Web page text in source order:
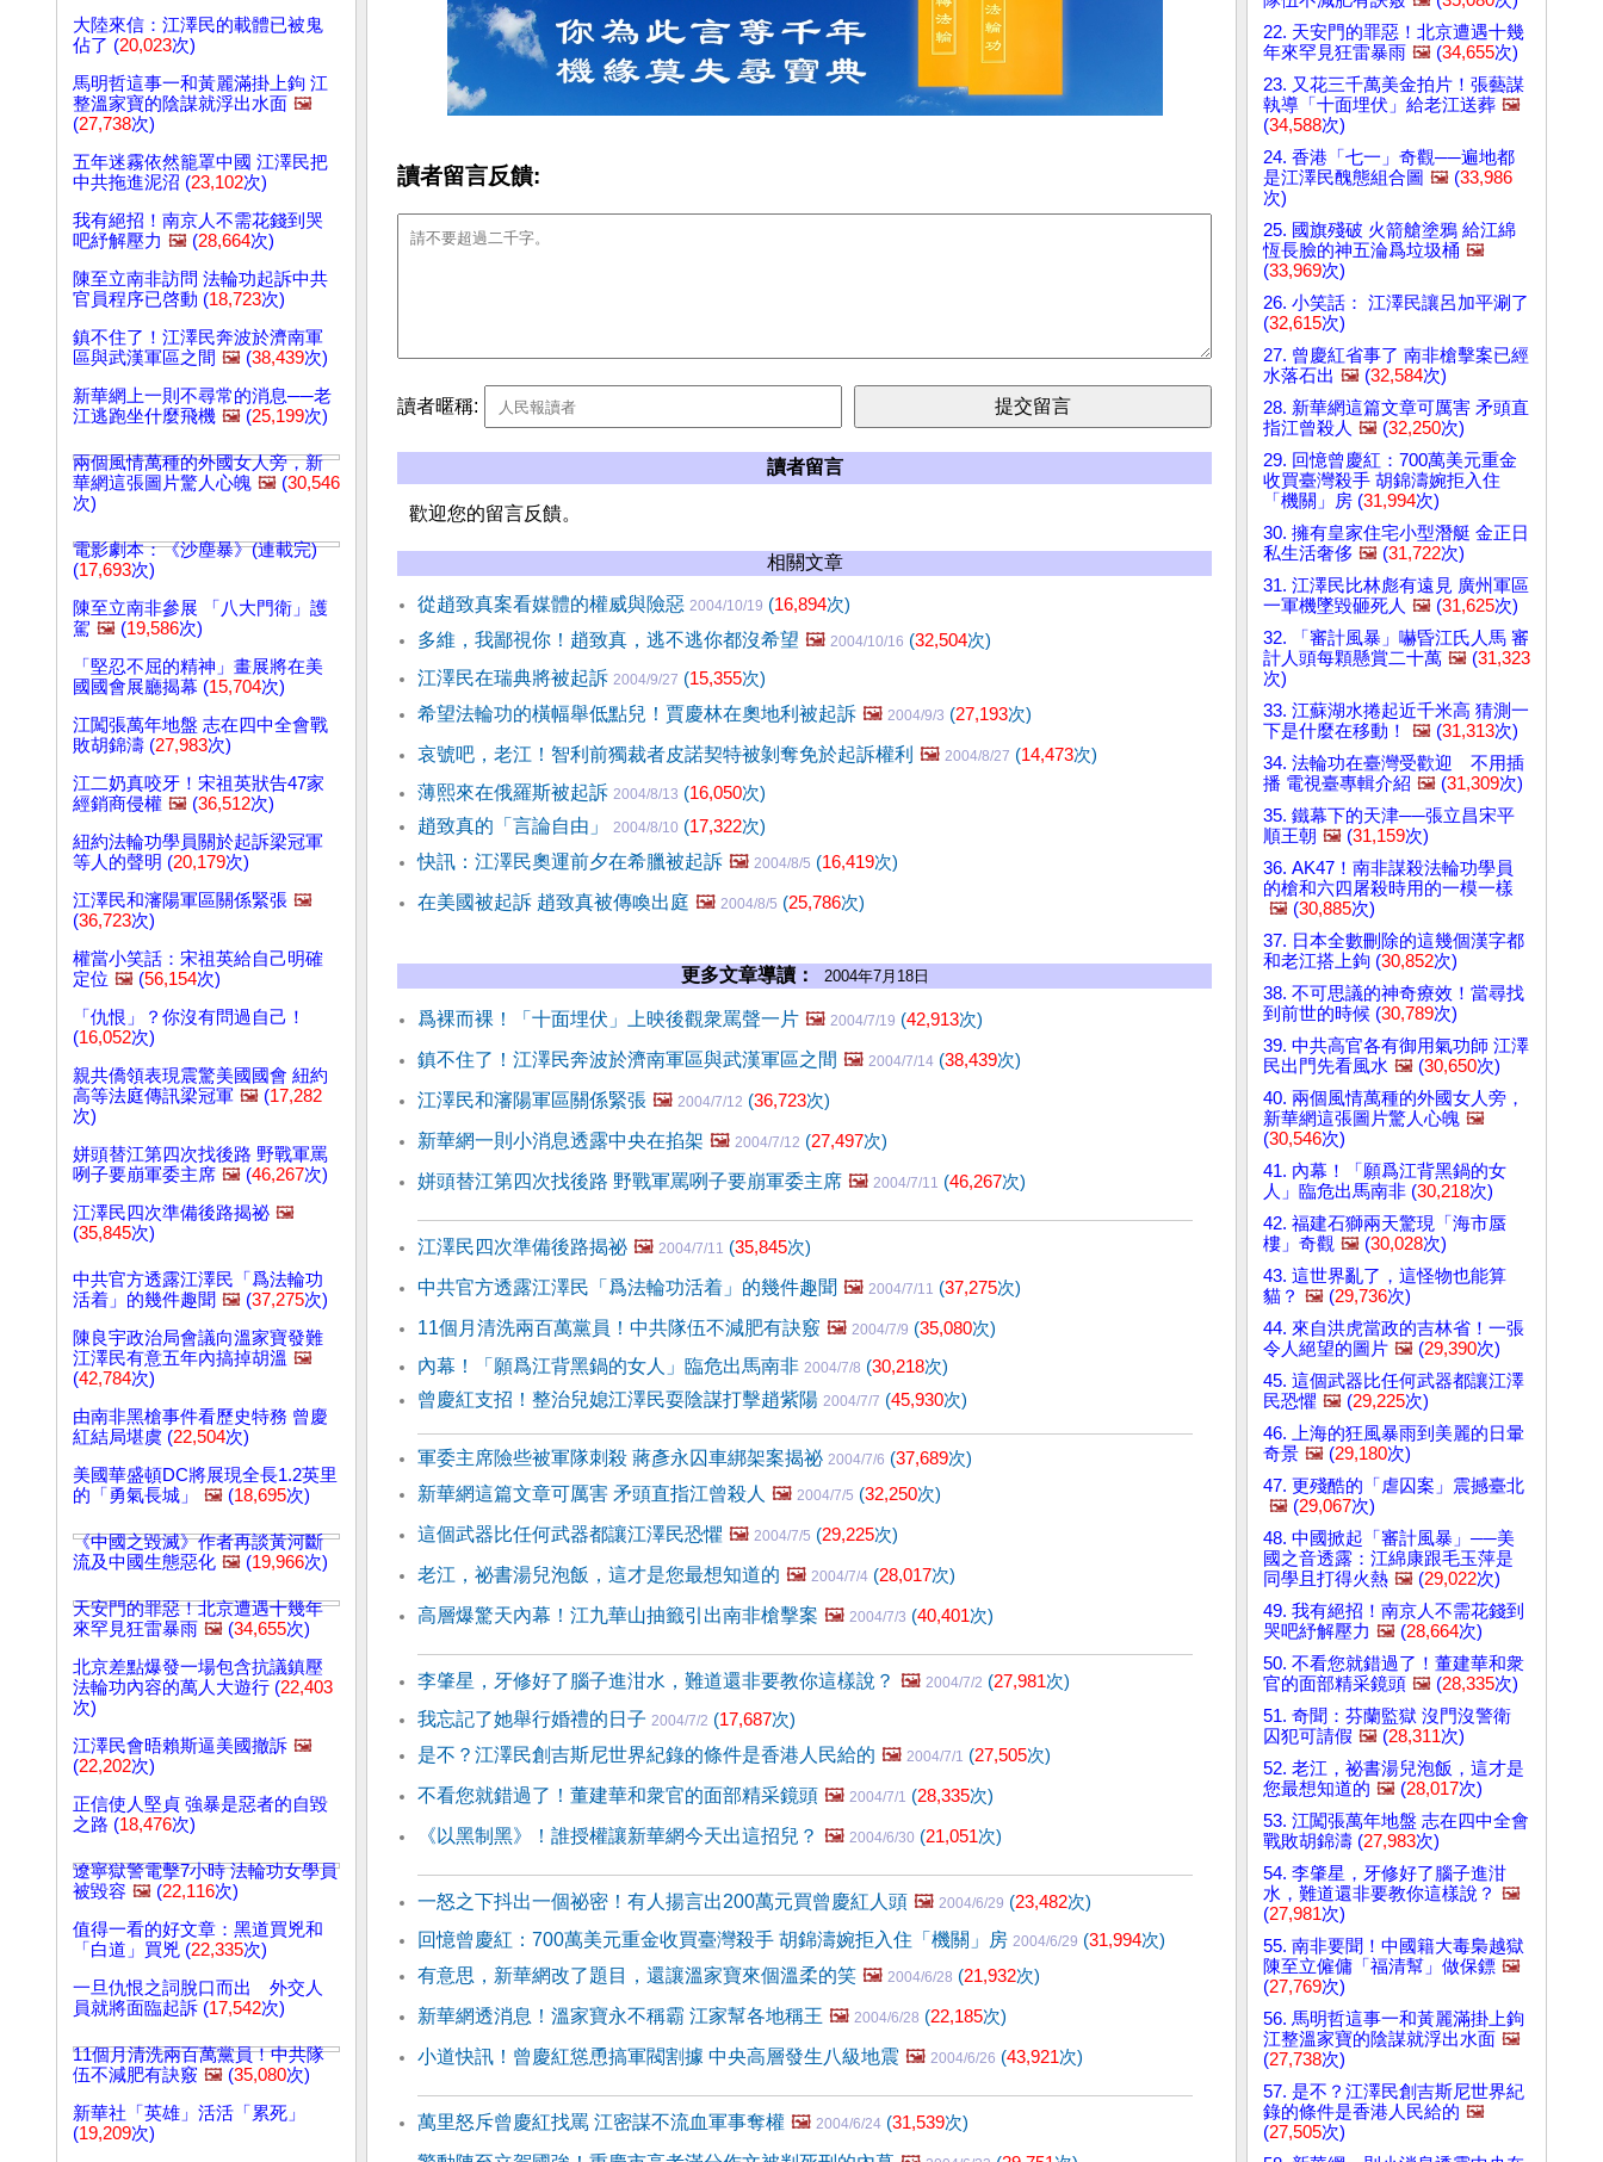
大陸來信：江澤民的載體已被鬼
佔了 (20,023次)
馬明哲這事一和黃麗滿掛上鉤 江
整溫家寶的陰謀就浮出水面 🖼️
(27,738次)
五年迷霧依然籠罩中國 江澤民把
中共拖進泥沼 (23,102次)
我有絕招！南京人不需花錢到哭
吧紓解壓力 🖼️ (28,664次)
陳至立南非訪問 法輪功起訴中共
官員程序已啓動 (18,723次)
鎮不住了！江澤民奔波於濟南軍
區與武漢軍區之間 🖼️ (38,439次)
新華網上一則不尋常的消息──老
江逃跑坐什麼飛機 🖼️ (25,199次)
兩個風情萬種的外國女人旁，新
華網這張圖片驚人心魄 🖼️ (30,546
次)
電影劇本：《沙塵暴》(連載完)
(17,693次)
陳至立南非參展 「八大門衛」護
駕 🖼️ (19,586次)
「堅忍不屈的精神」畫展將在美
國國會展廳揭幕 (15,704次)
江闖張萬年地盤 志在四中全會戰
敗胡錦濤 (27,983次)
江二奶真咬牙！宋祖英狀告47家
經銷商侵權 🖼️ (36,512次)
紐約法輪功學員關於起訴梁冠軍
等人的聲明 (20,179次)
江澤民和瀋陽軍區關係緊張 🖼️
(36,723次)
權當小笑話：宋祖英給自己明確
定位 🖼️ (56,154次)
「仇恨」？你沒有問過自己！
(16,052次)
親共僑領表現震驚美國國會 紐約
高等法庭傳訊梁冠軍 🖼️ (17,282
次)
姘頭替江第四次找後路 野戰軍罵
咧子要崩軍委主席 🖼️ (46,267次)
江澤民四次準備後路揭祕 🖼️
(35,845次)
中共官方透露江澤民「爲法輪功
活着」的幾件趣聞 🖼️ (37,275次)
陳良宇政治局會議向溫家寶發難
江澤民有意五年內搞掉胡溫 🖼️
(42,784次)
由南非黑槍事件看歷史特務 曾慶
紅結局堪虞 (22,504次)
美國華盛頓DC將展現全長1.2英里
的「勇氣長城」
🖼️ (18,695次)
《中國之毀滅》作者再談黃河斷
流及中國生態惡化 🖼️ (19,966次)
天安門的罪惡！北京遭遇十幾年
來罕見狂雷暴雨 🖼️ (34,655次)
北京差點爆發一場包含抗議鎮壓
法輪功內容的萬人大遊行 (22,403
次)
江澤民會晤賴斯逼美國撤訴 🖼️
(22,202次)
正信使人堅貞 強暴是惡者的自毀
之路 (18,476次)
遼寧獄警電擊7小時 法輪功女學員
被毀容 🖼️ (22,116次)
值得一看的好文章：黑道買兇和
「白道」買兇 (22,335次)
一旦仇恨之詞脫口而出 外交人
員就將面臨起訴 (17,542次)
11個月清洗兩百萬黨員！中共隊
伍不減肥有訣竅 🖼️ (35,080次)
新華社「英雄」活活「累死」
(19,209次)
讀者留言反饋:
讀者暱稱:
讀者留言
歡迎您的留言反饋。
相關文章
從趙致真案看媒體的權威與險惡 2004/10/19 (16,894次)
多維，我鄙視你！趙致真，逃不逃你都沒希望 🖼️ 2004/10/16 (32,504次)
江澤民在瑞典將被起訴 2004/9/27 (15,355次)
希望法輪功的橫幅舉低點兒！賈慶林在奧地利被起訴 🖼️ 2004/9/3 (27,193次)
哀號吧，老江！智利前獨裁者皮諾契特被剝奪免於起訴權利 🖼️ 2004/8/27 (14,473次)
薄熙來在俄羅斯被起訴 2004/8/13 (16,050次)
趙致真的「言論自由」
2004/8/10 (17,322次)
快訊：江澤民奧運前夕在希臘被起訴 🖼️ 2004/8/5 (16,419次)
在美國被起訴 趙致真被傳喚出庭 🖼️ 2004/8/5 (25,786次)
更多文章導讀： 2004年7月18日
爲裸而裸！「十面埋伏」上映後觀衆罵聲一片 🖼️ 2004/7/19 (42,913次)
鎮不住了！江澤民奔波於濟南軍區與武漢軍區之間 🖼️ 2004/7/14 (38,439次)
江澤民和瀋陽軍區關係緊張 🖼️ 2004/7/12 (36,723次)
新華網一則小消息透露中央在掐架 🖼️ 2004/7/12 (27,497次)
姘頭替江第四次找後路 野戰軍罵咧子要崩軍委主席 🖼️ 2004/7/11 (46,267次)
江澤民四次準備後路揭祕 🖼️ 2004/7/11 (35,845次)
中共官方透露江澤民「爲法輪功活着」的幾件趣聞 🖼️ 2004/7/11 (37,275次)
11個月清洗兩百萬黨員！中共隊伍不減肥有訣竅 🖼️ 2004/7/9 (35,080次)
內幕！「願爲江背黑鍋的女人」臨危出馬南非 2004/7/8 (30,218次)
曾慶紅支招！整治兒媳江澤民耍陰謀打擊趙紫陽 2004/7/7 (45,930次)
軍委主席險些被軍隊刺殺 蔣彥永囚車綁架案揭祕 2004/7/6 (37,689次)
新華網這篇文章可厲害 矛頭直指江曾殺人 🖼️ 2004/7/5 (32,250次)
這個武器比任何武器都讓江澤民恐懼 🖼️ 2004/7/5 (29,225次)
老江，祕書湯兒泡飯，這才是您最想知道的 🖼️ 2004/7/4 (28,017次)
高層爆驚天內幕！江九華山抽籤引出南非槍擊案 🖼️ 2004/7/3 (40,401次)
李肇星，牙修好了腦子進泔水，難道還非要教你這樣說？ 🖼️ 2004/7/2 (27,981次)
我忘記了她舉行婚禮的日子 2004/7/2 (17,687次)
是不？江澤民創吉斯尼世界紀錄的條件是香港人民給的 🖼️ 2004/7/1 (27,505次)
不看您就錯過了！董建華和衆官的面部精采鏡頭 🖼️ 2004/7/1 (28,335次)
《以黑制黑》！誰授權讓新華網今天出這招兒？ 🖼️ 2004/6/30 (21,051次)
一怒之下抖出一個祕密！有人揚言出200萬元買曾慶紅人頭 🖼️ 2004/6/29 (23,482次)
回憶曾慶紅：700萬美元重金收買臺灣殺手 胡錦濤婉拒入住「機關」房 2004/6/29 (31,994次)
有意思，新華網改了題目，還讓溫家寶來個溫柔的笑 🖼️ 2004/6/28 (21,932次)
新華網透消息！溫家寶永不稱霸 江家幫各地稱王 🖼️ 2004/6/28 (22,185次)
小道快訊！曾慶紅慫恿搞軍閥割據 中央高層發生八級地震 🖼️ 2004/6/26 (43,921次)
萬里怒斥曾慶紅找罵 江密謀不流血軍事奪權 🖼️ 2004/6/24 (31,539次)
22. 天安門的罪惡！北京遭遇十幾
年來罕見狂雷暴雨 🖼️ (34,655次)
23. 又花三千萬美金拍片！張藝謀
執導「十面埋伏」給老江送葬 🖼️
(34,588次)
24. 香港「七一」奇觀──遍地都
是江澤民醜態組合圖 🖼️ (33,986
次)
25. 國旗殘破 火箭艙塗鴉 給江綿
恆長臉的神五淪爲垃圾桶 🖼️
(33,969次)
26. 小笑話： 江澤民讓呂加平涮了
(32,615次)
27. 曾慶紅省事了 南非槍擊案已經
水落石出 🖼️ (32,584次)
28. 新華網這篇文章可厲害 矛頭直
指江曾殺人 🖼️ (32,250次)
29. 回憶曾慶紅：700萬美元重金
收買臺灣殺手 胡錦濤婉拒入住
「機關」房 (31,994次)
30. 擁有皇家住宅小型潛艇 金正日
私生活奢侈 🖼️ (31,722次)
31. 江澤民比林彪有遠見 廣州軍區
一軍機墜毀砸死人 🖼️ (31,625次)
32. 「審計風暴」嚇昏江氏人馬 審
計人頭每顆懸賞二十萬 🖼️ (31,323
次)
33. 江蘇湖水捲起近千米高 猜測一
下是什麼在移動！
🖼️ (31,313次)
34. 法輪功在臺灣受歡迎 不用插
播 電視臺專輯介紹 🖼️ (31,309次)
35. 鐵幕下的天津──張立昌宋平
順王朝 🖼️ (31,159次)
36. AK47！南非謀殺法輪功學員
的槍和六四屠殺時用的一模一樣
🖼️ (30,885次)
37. 日本全數刪除的這幾個漢字都
和老江搭上鉤 (30,852次)
38. 不可思議的神奇療效！當尋找
到前世的時候 (30,789次)
39. 中共高官各有御用氣功師 江澤
民出門先看風水 🖼️ (30,650次)
40. 兩個風情萬種的外國女人旁，
新華網這張圖片驚人心魄 🖼️
(30,546次)
41. 內幕！「願爲江背黑鍋的女
人」臨危出馬南非 (30,218次)
42. 福建石獅兩天驚現「海市蜃
樓」奇觀 🖼️ (30,028次)
43. 這世界亂了，這怪物也能算
貓？ 🖼️ (29,736次)
44. 來自洪虎當政的吉林省！一張
令人絕望的圖片 🖼️ (29,390次)
45. 這個武器比任何武器都讓江澤
民恐懼 🖼️ (29,225次)
46. 上海的狂風暴雨到美麗的日暈
奇景 🖼️ (29,180次)
47. 更殘酷的「虐囚案」震撼臺北
🖼️ (29,067次)
48. 中國掀起「審計風暴」──美
國之音透露：江綿康跟毛玉萍是
同學且打得火熱 🖼️ (29,022次)
49. 我有絕招！南京人不需花錢到
哭吧紓解壓力 🖼️ (28,664次)
50. 不看您就錯過了！董建華和衆
官的面部精采鏡頭 🖼️ (28,335次)
51. 奇聞：芬蘭監獄 沒門沒警衛
囚犯可請假 🖼️ (28,311次)
52. 老江，祕書湯兒泡飯，這才是
您最想知道的 🖼️ (28,017次)
53. 江闖張萬年地盤 志在四中全會
戰敗胡錦濤 (27,983次)
54. 李肇星，牙修好了腦子進泔
水，難道還非要教你這樣說？ 🖼️
(27,981次)
55. 南非要聞！中國籍大毒梟越獄
陳至立僱傭「福清幫」做保鏢 🖼️
(27,769次)
56. 馬明哲這事一和黃麗滿掛上鉤
江整溫家寶的陰謀就浮出水面 🖼️
(27,738次)
57. 是不？江澤民創吉斯尼世界紀
錄的條件是香港人民給的 🖼️
(27,505次)